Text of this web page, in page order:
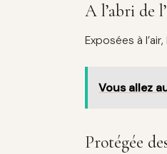
A l’abri de
Exposées à
Vous allez
Protégée